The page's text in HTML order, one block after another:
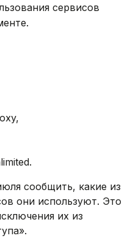
сервисов
сообщить, какие из
они используют. Это
их из